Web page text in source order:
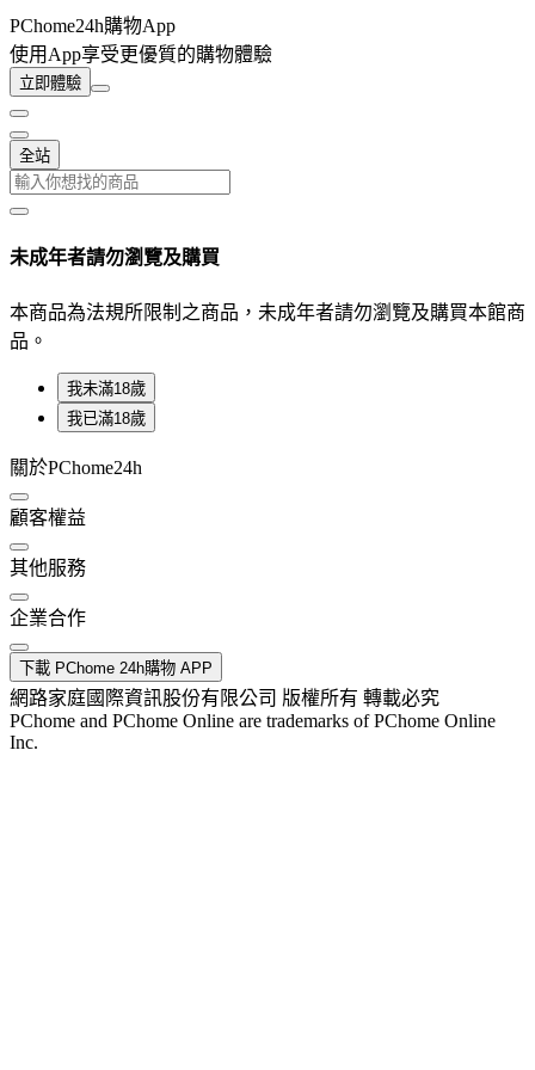
PChome24h購物App
使用App享受更優質的購物體驗
立即體驗
全站
未成年者請勿瀏覽及購買
本商品為法規所限制之商品，未成年者請勿瀏覽及購買本館商
品。
我未滿18歲
我已滿18歲
關於PChome24h
顧客權益
其他服務
企業合作
下載 PChome 24h購物 APP
網路家庭國際資訊股份有限公司 版權所有 轉載必究
PChome and PChome Online are trademarks of PChome Online
Inc.